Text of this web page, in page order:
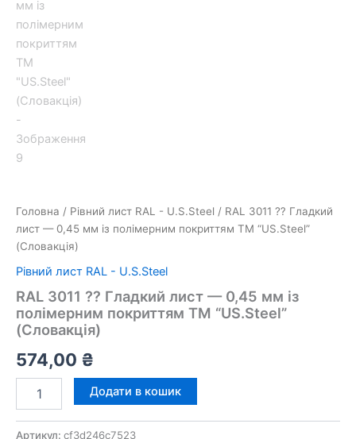
Головна / Рівний лист RAL - U.S.Steel / RAL 3011 ⁇ Гладкий
лист — 0,45 мм із полімерним покриттям TM “US.Steel”
(Словакція)
Рівний лист RAL - U.S.Steel
RAL 3011 ⁇ Гладкий лист — 0,45 мм із
полімерним покриттям TM “US.Steel”
(Словакція)
574,00 ₴
3011
Гладкий
Додати в кошик
Артикул: cf3d246c7523